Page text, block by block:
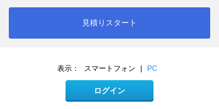
見積りスタート
表示： スマートフォン | PC
ログイン